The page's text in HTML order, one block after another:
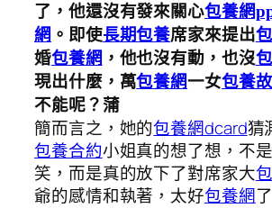
了，他還沒有發來關心包養網
網 。即使長期包養席家來提出
婚包養網 ，他也沒有動，也沒
現出什麼，萬包養網一女包養
不能呢？蒲
簡而言之，她的包養網dcard猜
包養合約小姐真的想了想，不
笑，而是真的放下了對席家大
爺的感情和執著，太好包養網